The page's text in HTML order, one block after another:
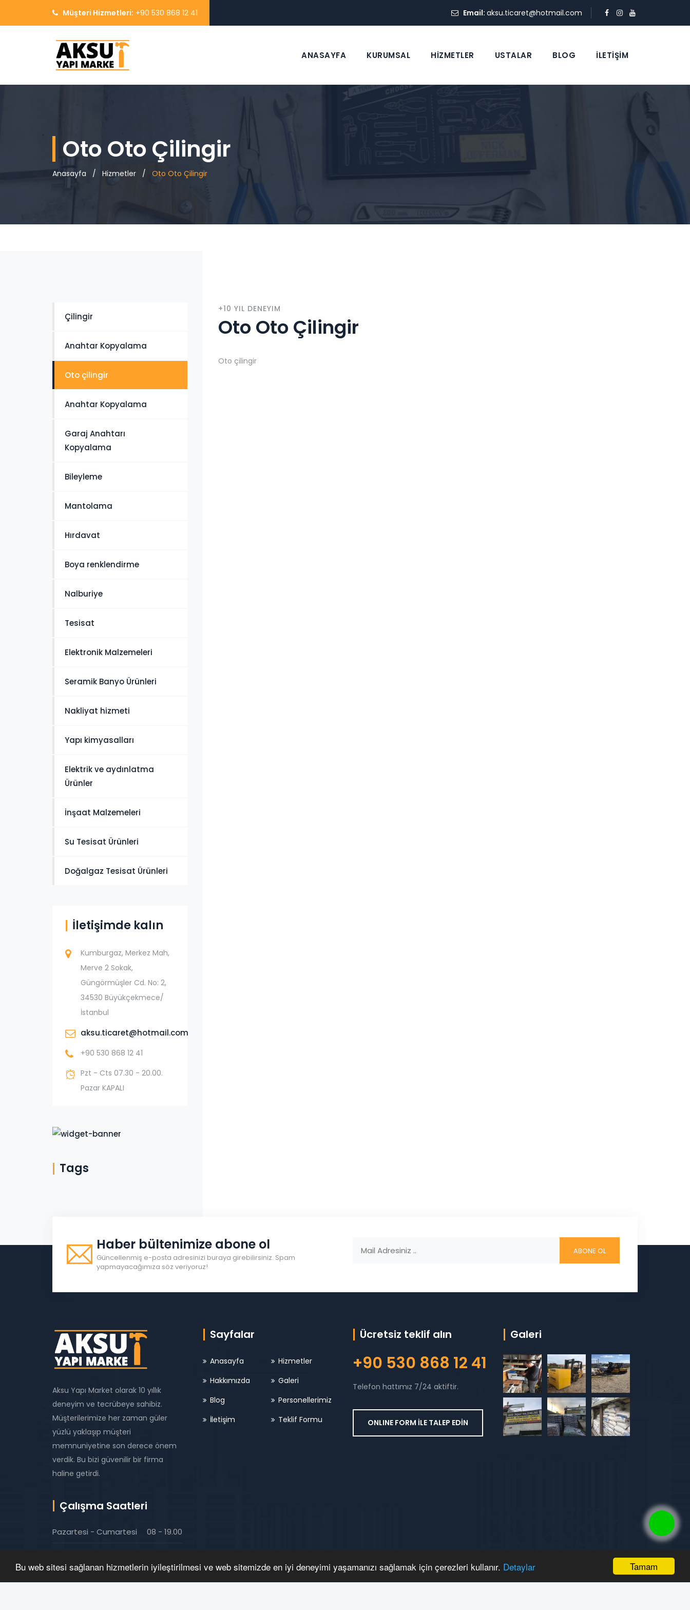
Tamam
Bu web sitesi sağlanan hizmetlerin iyileştirilmesi ve web sitemizde en iyi deneyimi yaşamanızı sağlamak için çerezleri kullanır. Detaylar
Müşteri Hizmetleri: +90 530 868 12 41 Email: aksu.ticaret@hotmail.com
ANASAYFA KURUMSAL HİZMETLER USTALAR BLOG İLETİŞİM
Oto Oto Çilingir
Anasayfa / Hizmetler / Oto Oto Çilingir
Çilingir
Anahtar Kopyalama
Oto çilingir
Anahtar Kopyalama
Garaj Anahtarı
Kopyalama
Bileyleme
Mantolama
Hırdavat
Boya renklendirme
Nalburiye
Tesisat
Elektronik Malzemeleri
Seramik Banyo Ürünleri
Nakliyat hizmeti
Yapı kimyasalları
Elektrik ve aydınlatma
Ürünler
İnşaat Malzemeleri
Su Tesisat Ürünleri
Doğalgaz Tesisat Ürünleri
İletişimde kalın
Kumburgaz, Merkez Mah,
Merve 2 Sokak,
Güngörmüşler Cd. No: 2,
34530 Büyükçekmece/
İstanbul
aksu.ticaret@hotmail.com
+90 530 868 12 41
Pzt - Cts 07.30 - 20.00.
Pazar KAPALI
Tags
+10 YIL DENEYIM
Oto Oto Çilingir
Oto çilingir
Haber bültenimize abone ol
Güncellenmiş e-posta adresinizi buraya girebilirsiniz. Spam
yapmayacağımıza söz veriyoruz!
Aksu Yapı Market olarak 10 yıllık
deneyim ve tecrübeye sahibiz.
Müşterilerimize her zaman güler
yüzlü yaklaşıp müşteri
memnuniyetine son derece önem
verdik. Bu bizi güvenilir bir firma
haline getirdi.
Çalışma Saatleri
Pazartesi - Cumartesi 08 - 19.00
Sayfalar
Anasayfa
Hizmetler
Hakkımızda
Galeri
Blog
Personellerimiz
İletişim
Teklif Formu
Ücretsiz teklif alın
+90 530 868 12 41
Telefon hattımız 7/24 aktiftir.
ONLINE FORM İLE TALEP EDİN
Galeri